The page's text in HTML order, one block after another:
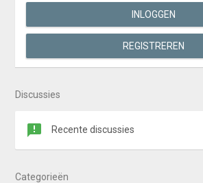
INLOGGEN
REGISTREREN
Discussies
Recente discussies
Categorieën